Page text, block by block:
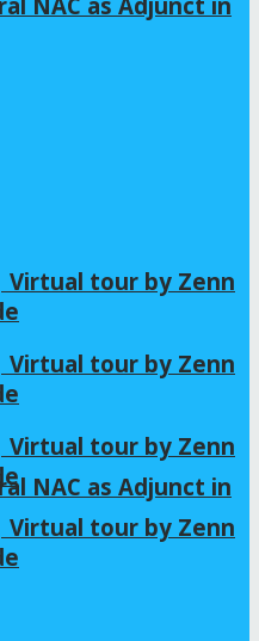
NAC as Adjunct in
Virtual tour by Zenn
Virtual tour by Zenn
Virtual tour by Zenn
Virtual tour by Zenn